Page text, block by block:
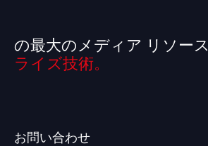
の最大のメディア リソース
ライズ技術。
お問い合わせ